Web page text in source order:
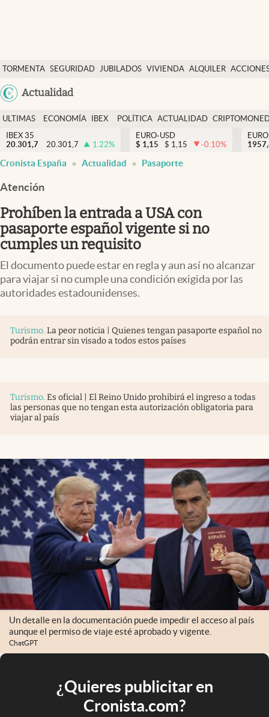
TORMENTA SEGURIDAD JUBILADOS VIVIENDA ALQUILER
Actualidad
Economía y finanzas
Política
Actualidad
Criptomonedas
España
ULTIMAS
NOTICIAS
ECONOMÍA
FINANZAS
IBEX
EURO
POLÍTICA ACTUALIDAD
IBEX 35
20.301,7
20.301,7 1.22%
EURO-USD
$ 1,15 $ 1,15 -0.10%
Cronista España Actualidad Pasaporte
Atención
Prohíben la entrada a USA con
pasaporte español vigente si no
cumples un requisito
El documento puede estar en regla y aun así no alcanzar
para viajar si no cumple una condición exigida por las
autoridades estadounidenses.
Turismo. La peor noticia | Quienes tengan pasaporte español no
podrán entrar sin visado a todos estos países
Turismo. Es oficial | El Reino Unido prohibirá el ingreso a todas
las personas que no tengan esta autorización obligatoria para
viajar al país
Un detalle en la documentación puede impedir el acceso al país
aunque el permiso de viaje esté aprobado y vigente.
ChatGPT
¿Quieres publicitar en
Cronista.com?